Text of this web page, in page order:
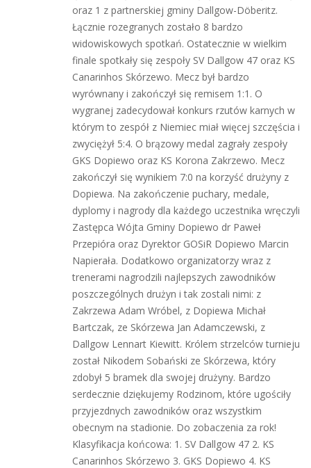
oraz 1 z partnerskiej gminy Dallgow-Döberitz.
Łącznie rozegranych zostało 8 bardzo
widowiskowych spotkań. Ostatecznie w wielkim
finale spotkały się zespoły SV Dallgow 47 oraz KS
Canarinhos Skórzewo. Mecz był bardzo
wyrównany i zakończył się remisem 1:1. O
wygranej zadecydował konkurs rzutów karnych w
którym to zespół z Niemiec miał więcej szczęścia i
zwyciężył 5:4. O brązowy medal zagrały zespoły
GKS Dopiewo oraz KS Korona Zakrzewo. Mecz
zakończył się wynikiem 7:0 na korzyść drużyny z
Dopiewa. Na zakończenie puchary, medale,
dyplomy i nagrody dla każdego uczestnika wręczyli
Zastępca Wójta Gminy Dopiewo dr Paweł
Przepióra oraz Dyrektor GOSiR Dopiewo Marcin
Napierała. Dodatkowo organizatorzy wraz z
trenerami nagrodzili najlepszych zawodników
poszczególnych drużyn i tak zostali nimi: z
Zakrzewa Adam Wróbel, z Dopiewa Michał
Bartczak, ze Skórzewa Jan Adamczewski, z
Dallgow Lennart Kiewitt. Królem strzelców turnieju
został Nikodem Sobański ze Skórzewa, który
zdobył 5 bramek dla swojej drużyny. Bardzo
serdecznie dziękujemy Rodzinom, które ugościły
przyjezdnych zawodników oraz wszystkim
obecnym na stadionie. Do zobaczenia za rok!
Klasyfikacja końcowa: 1. SV Dallgow 47 2. KS
Canarinhos Skórzewo 3. GKS Dopiewo 4. KS